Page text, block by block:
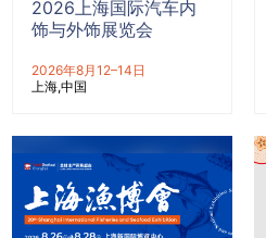
2026上海国际汽车内
饰与外饰展览会
2026年8月12–14日
上海 中国